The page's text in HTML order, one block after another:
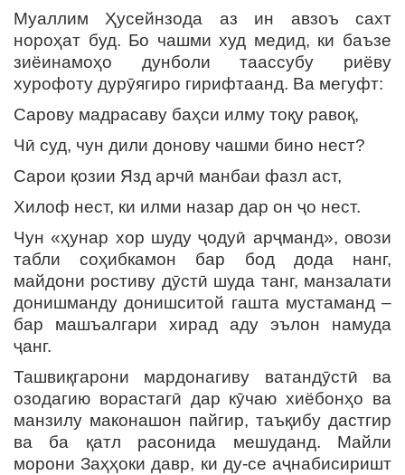
Муаллим Ҳусейнзода аз ин авзоъ сахт
нороҳат буд. Бо чашми худ медид, ки баъзе
зиёинамоҳо дунболи таассубу риёву
хурофоту дурӯягиро гирифтаанд. Ва мегуфт:
Сарову мадрасаву баҳси илму тоқу равоқ,
Чӣ суд, чун дили донову чашми бино нест?
Сарои қозии Язд арчӣ манбаи фазл аст,
Хилоф нест, ки илми назар дар он ҷо нест.
Чун «ҳунар хор шуду ҷодуӣ арҷманд», овози
табли соҳибкамон бар бод дода нанг,
майдони ростиву дӯстӣ шуда танг, манзалати
донишманду донишситой гашта мустаманд –
бар машъалгари хирад аду эълон намуда
ҷанг.
Ташвиқгарони мардонагиву ватандӯстӣ ва
озодагию ворастагӣ дар кӯчаю хиёбонҳо ва
манзилу маконашон пайгир, таъқибу дастгир
ва ба қатл расонида мешуданд. Майли
морони Заҳҳоки давр, ки ду-се аҷнабисиришт